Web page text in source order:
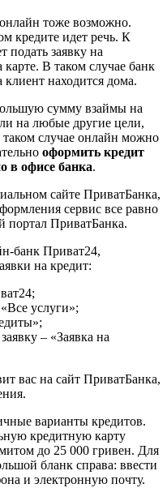
тоже возможно.
кредите идет речь. К
подать заявку на
В таком случае банк
находится дома.
сумму взаймы на
на любые другие цели,
случае онлайн можно
оформить кредит
в офисе банка.
сайте ПриватБанка,
сервис все равно
портал ПриватБанка.
банк Приват24,
на кредит:
услуги»;
– «Заявка на
вас на сайт ПриватБанка,
варианты кредитов.
кредитную карту
до 25 000 гривен. Для
бланк справа: ввести
и электронную почту.